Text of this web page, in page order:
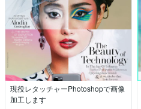
現役レタッチャーPhotoshopで画像
加工します